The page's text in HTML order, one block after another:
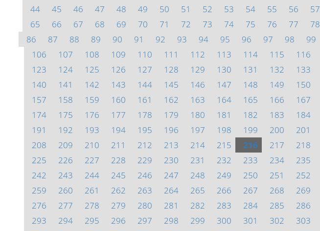
44
45 46 47 48 49 50 51 52 53 54 55 56 57
65
66 67 68 69 70 71 72 73 74 75 76 77 78
86
87 88 89 90 91 92 93 94 95 96 97 98 99
106
107 108 109 110 111 112 113 114 115 116
123
124 125 126 127 128 129 130 131 132 133
140
141 142 143 144 145 146 147 148 149 150
157
158 159 160 161 162 163 164 165 166 167
174
175 176 177 178 179 180 181 182 183 184
191
192 193 194 195 196 197 198 199 200 201
208
209 210 211 212 213 214 215 216 217 218
225
226 227 228 229 230 231 232 233 234 235
242
243 244 245 246 247 248 249 250 251 252
259
260 261 262 263 264 265 266 267 268 269
276
277 278 279 280 281 282 283 284 285 286
293
294 295 296 297 298 299 300 301 302 303